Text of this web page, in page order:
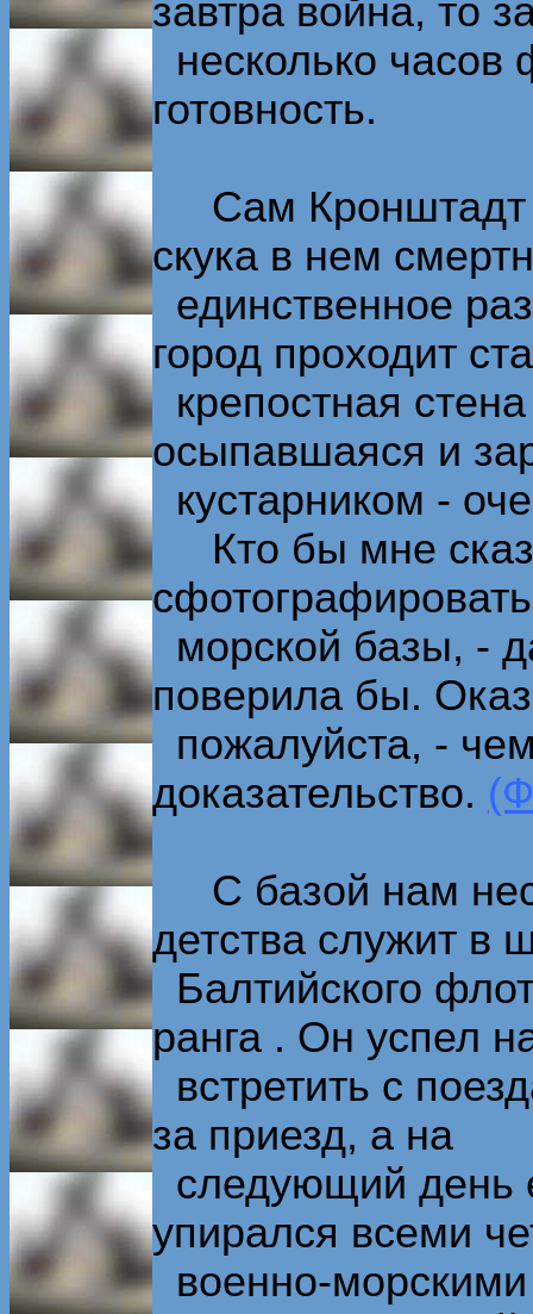
завтра война, то
несколько
готовность.
Сам Кронштадт
скука в нем
единственное
город проходит
крепостная
осыпавшаяся и
кустарником -
Кто бы мне
морской базы, -
поверила бы.
пожалуйста, -
доказательство.
С базой нам
детства служит в
Балтийского
ранга . Он успел
встретить с
за приезд, а на
следующий день
упирался всеми
военно-